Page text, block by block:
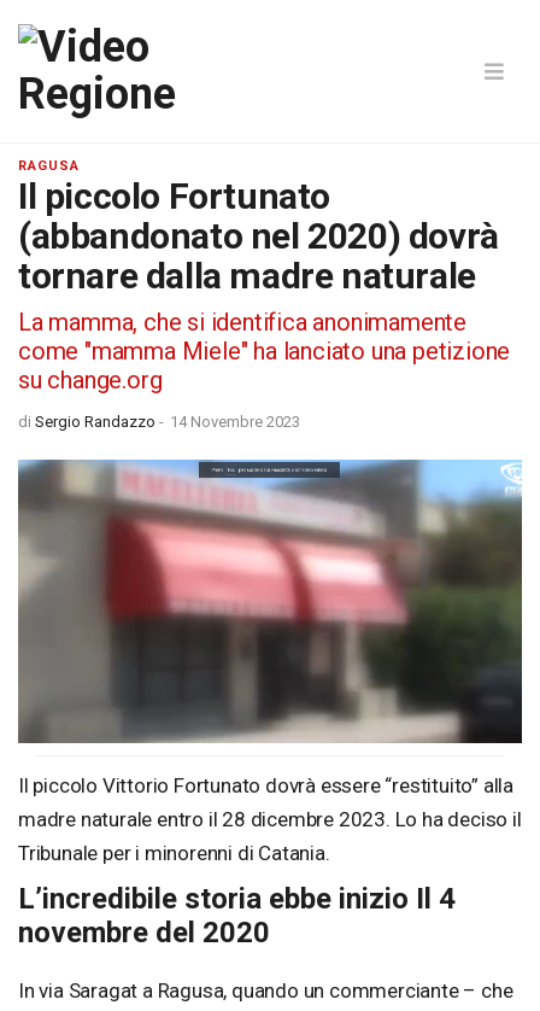
RAGUSA
Il piccolo Fortunato
(abbandonato nel 2020) dovrà
tornare dalla madre naturale
La mamma, che si identifica anonimamente
come "mamma Miele" ha lanciato una petizione
su change.org
di Sergio Randazzo - 14 Novembre 2023
Il piccolo Vittorio Fortunato dovrà essere “restituito” alla
madre naturale entro il 28 dicembre 2023. Lo ha deciso il
Tribunale per i minorenni di Catania.
L’incredibile storia ebbe inizio Il 4
novembre del 2020
In via Saragat a Ragusa, quando un commerciante – che